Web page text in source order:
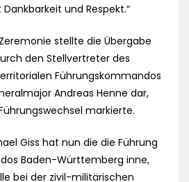
und Respekt.“
stellte die Übergabe
den Stellvertreter des
Führungskommandos
Andreas Henne dar,
markierte.
Giss hat nun die die Führung
Baden-Württemberg inne,
bei der zivil-militärischen